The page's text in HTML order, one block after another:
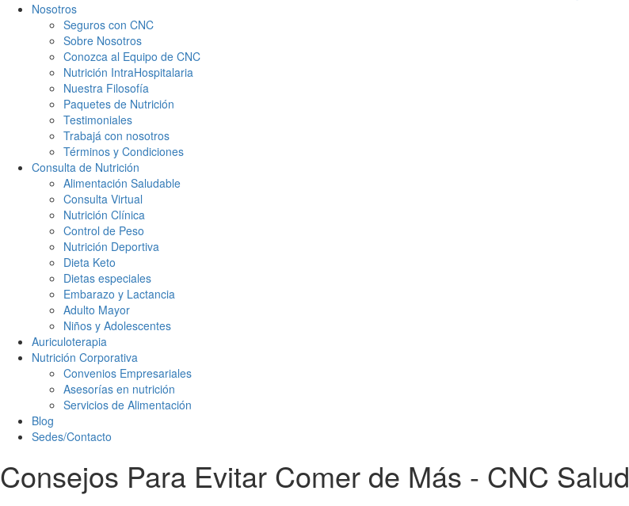
Nosotros
Seguros con CNC
Sobre Nosotros
Conozca al Equipo de CNC
Nutrición IntraHospitalaria
Nuestra Filosofía
Paquetes de Nutrición
Testimoniales
Trabajá con nosotros
Términos y Condiciones
Consulta de Nutrición
Alimentación Saludable
Consulta Virtual
Nutrición Clínica
Control de Peso
Nutrición Deportiva
Dieta Keto
Dietas especiales
Embarazo y Lactancia
Adulto Mayor
Niños y Adolescentes
Auriculoterapia
Nutrición Corporativa
Convenios Empresariales
Asesorías en nutrición
Servicios de Alimentación
Blog
Sedes/Contacto
Consejos Para Evitar Comer de Más - CNC Salud